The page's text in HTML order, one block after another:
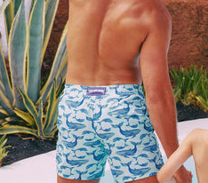
Magische Bademode
Alle Badehose anzeigen
Bekleidung
Polohemden
Shirts
Shorts
Pullover und Strickjacke